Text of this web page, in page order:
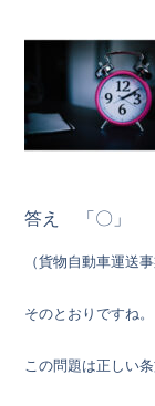
答え 「〇」
（貨物自動車運送
そのとおりですね。
この問題は正しい